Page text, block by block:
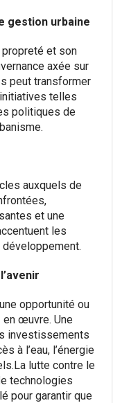
gestion urbaine
propreté et son
axée sur
peut transformer
telles
politiques de
auxquels de
et une
les
opportunité ou
œuvre. Une
investissements
à l’eau, l’énergie
lutte contre le
technologies
pour garantir que